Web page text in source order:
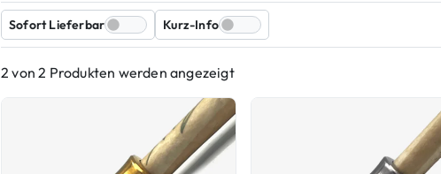
Sofort Lieferbar Kurz-Info
2 von 2 Produkten werden angezeigt